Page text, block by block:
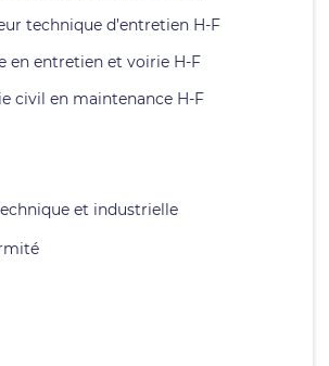
technique d’entretien H-F
en entretien et voirie H-F
civil en maintenance H-F
et industrielle